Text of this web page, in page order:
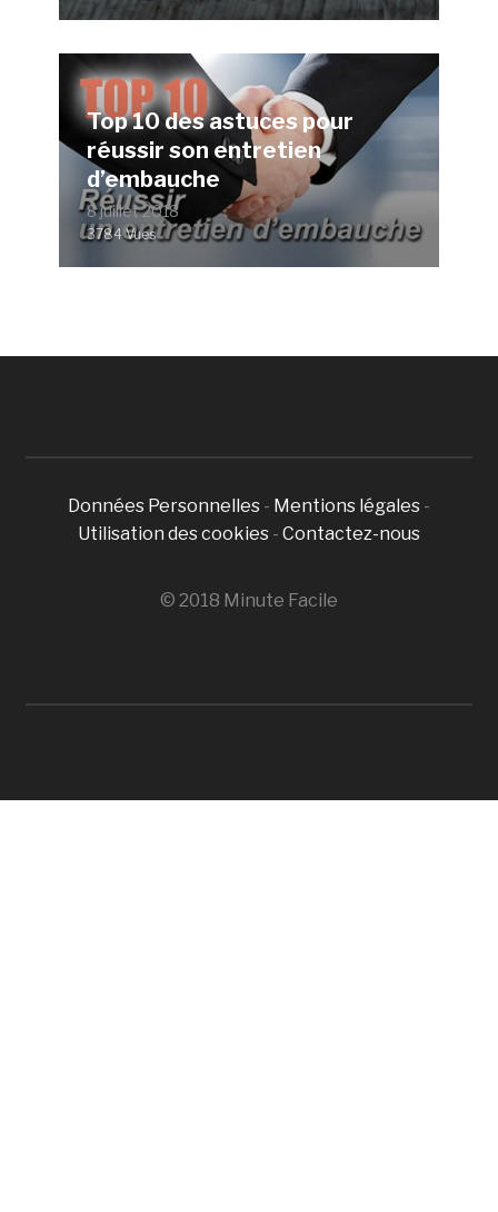
Top 10 des astuces pour
réussir son entretien
d’embauche
8 juillet 2018
3784 Vues
Données Personnelles - Mentions légales -
Utilisation des cookies - Contactez-nous
© 2018 Minute Facile